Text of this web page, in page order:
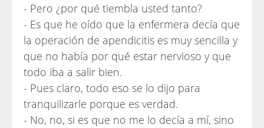
- Pero ¿por qué tiembla usted tanto?
- Es que he oído que la enfermera decía que
la operación de apendicitis es muy sencilla y
que no había por qué estar nervioso y que
todo iba a salir bien.
- Pues claro, todo eso se lo dijo para
tranquilizarle porque es verdad.
- No, no, si es que no me lo decía a mí, sino